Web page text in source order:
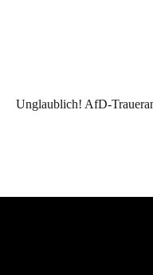
Unglaublich! AfD-